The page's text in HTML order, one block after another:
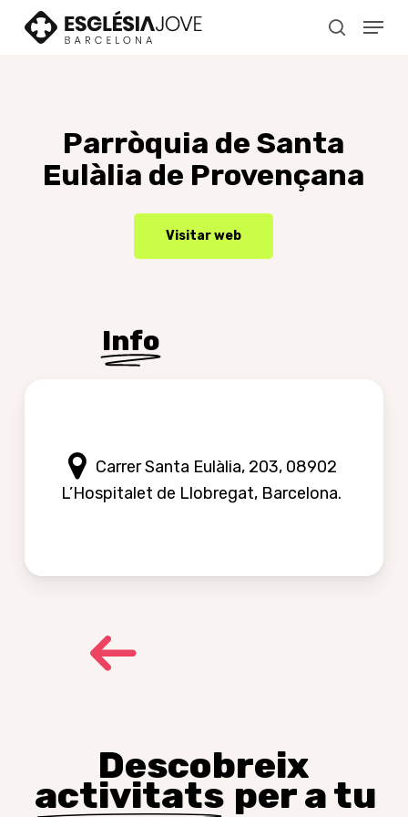
search
Menu
Parròquia de Santa
Eulàlia de Provençana
Visitar web
Info
Carrer Santa Eulàlia, 203, 08902
L’Hospitalet de Llobregat, Barcelona.
Descobreix
activitats per a tu